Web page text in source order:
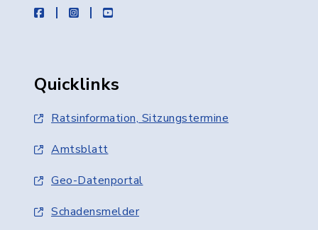
facebookinstagramyoutube
Quicklinks
Ratsinformation, Sitzungstermine
Amtsblatt
Geo-Datenportal
Schadensmelder